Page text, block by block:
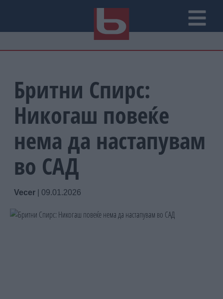
Бритни Спирс:
Никогаш повеќе
нема да настапувам
во САД
Vecer 09.01.2026